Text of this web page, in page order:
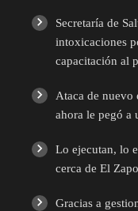
Secretaría de
intoxicaciones
capacitación al
Ataca de nuevo
ahora le pegó a
Lo ejecutan, lo
cerca de El
Gracias a